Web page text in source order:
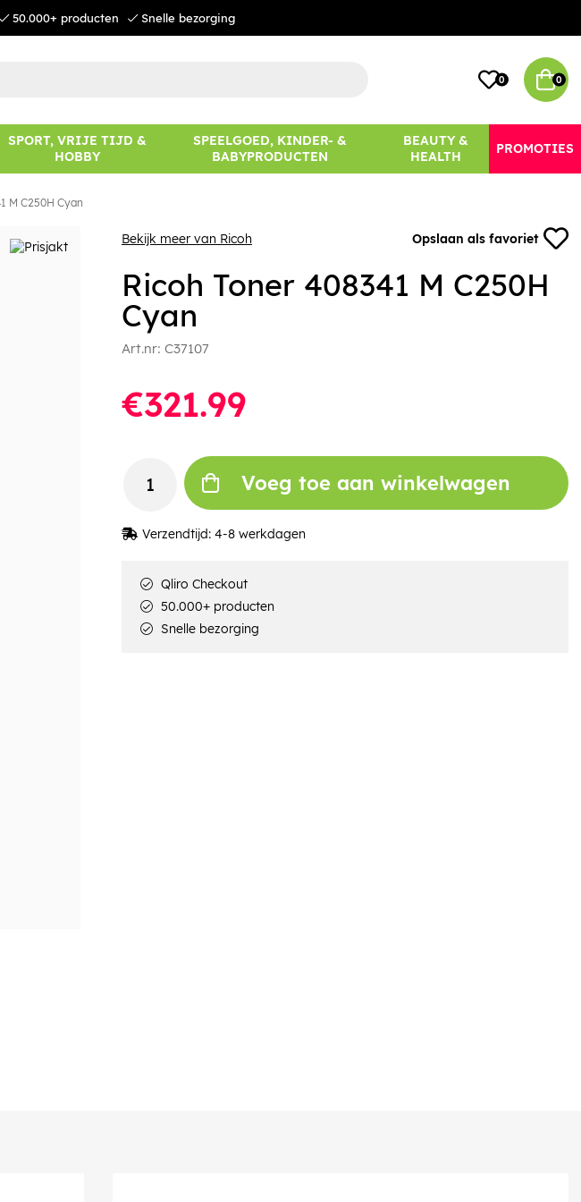
50.000+ producten Snelle bezorging
0 0
SPORT, VRIJE TIJD &
HOBBY
SPEELGOED, KINDER- &
BABYPRODUCTEN
BEAUTY &
HEALTH
PROMOTIES
M C250H Cyan
Bekijk meer van Ricoh Opslaan als favoriet
Ricoh Toner 408341 M C250H
Cyan
Art.nr: C37107
€321.99
Voeg toe aan winkelwagen
Verzendtijd: 4-8 werkdagen
Qliro Checkout
50.000+ producten
Snelle bezorging